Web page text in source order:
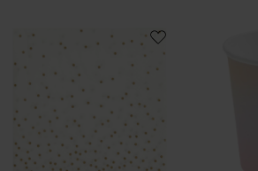
Servietten Punkte gold 33x33cm 20 Stück